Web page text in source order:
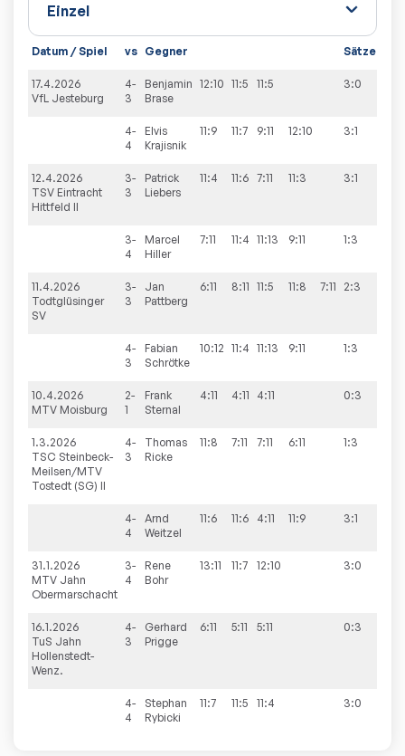
Datum / Spiel vs Gegner Sätze
17.4.2026
VfL Jesteburg
4-
3
Benjamin
Brase
12:10 11:5 11:5 3:0
4-
4
Elvis
Krajisnik
11:9 11:7 9:11 12:10 3:1
12.4.2026
TSV Eintracht
Hittfeld II
3-
3
Patrick
Liebers
11:4 11:6 7:11 11:3 3:1
3-
4
Marcel
Hiller
7:11 11:4 11:13 9:11 1:3
11.4.2026
Todtglüsinger
SV
3-
3
Jan
Pattberg
6:11 8:11 11:5 11:8 7:11 2:3
4-
3
Fabian
Schrötke
10:12 11:4 11:13 9:11 1:3
10.4.2026
MTV Moisburg
2-
1
Frank
Sternal
4:11 4:11 4:11 0:3
1.3.2026
TSC Steinbeck-
Meilsen/MTV
Tostedt (SG) II
4-
3
Thomas
Ricke
11:8 7:11 7:11 6:11 1:3
4-
4
Arnd
Weitzel
11:6 11:6 4:11 11:9 3:1
31.1.2026
MTV Jahn
Obermarschacht
3-
4
Rene
Bohr
13:11 11:7 12:10 3:0
16.1.2026
TuS Jahn
Hollenstedt-
Wenz.
4-
3
Gerhard
Prigge
6:11 5:11 5:11 0:3
4-
4
Stephan
Rybicki
11:7 11:5 11:4 3:0